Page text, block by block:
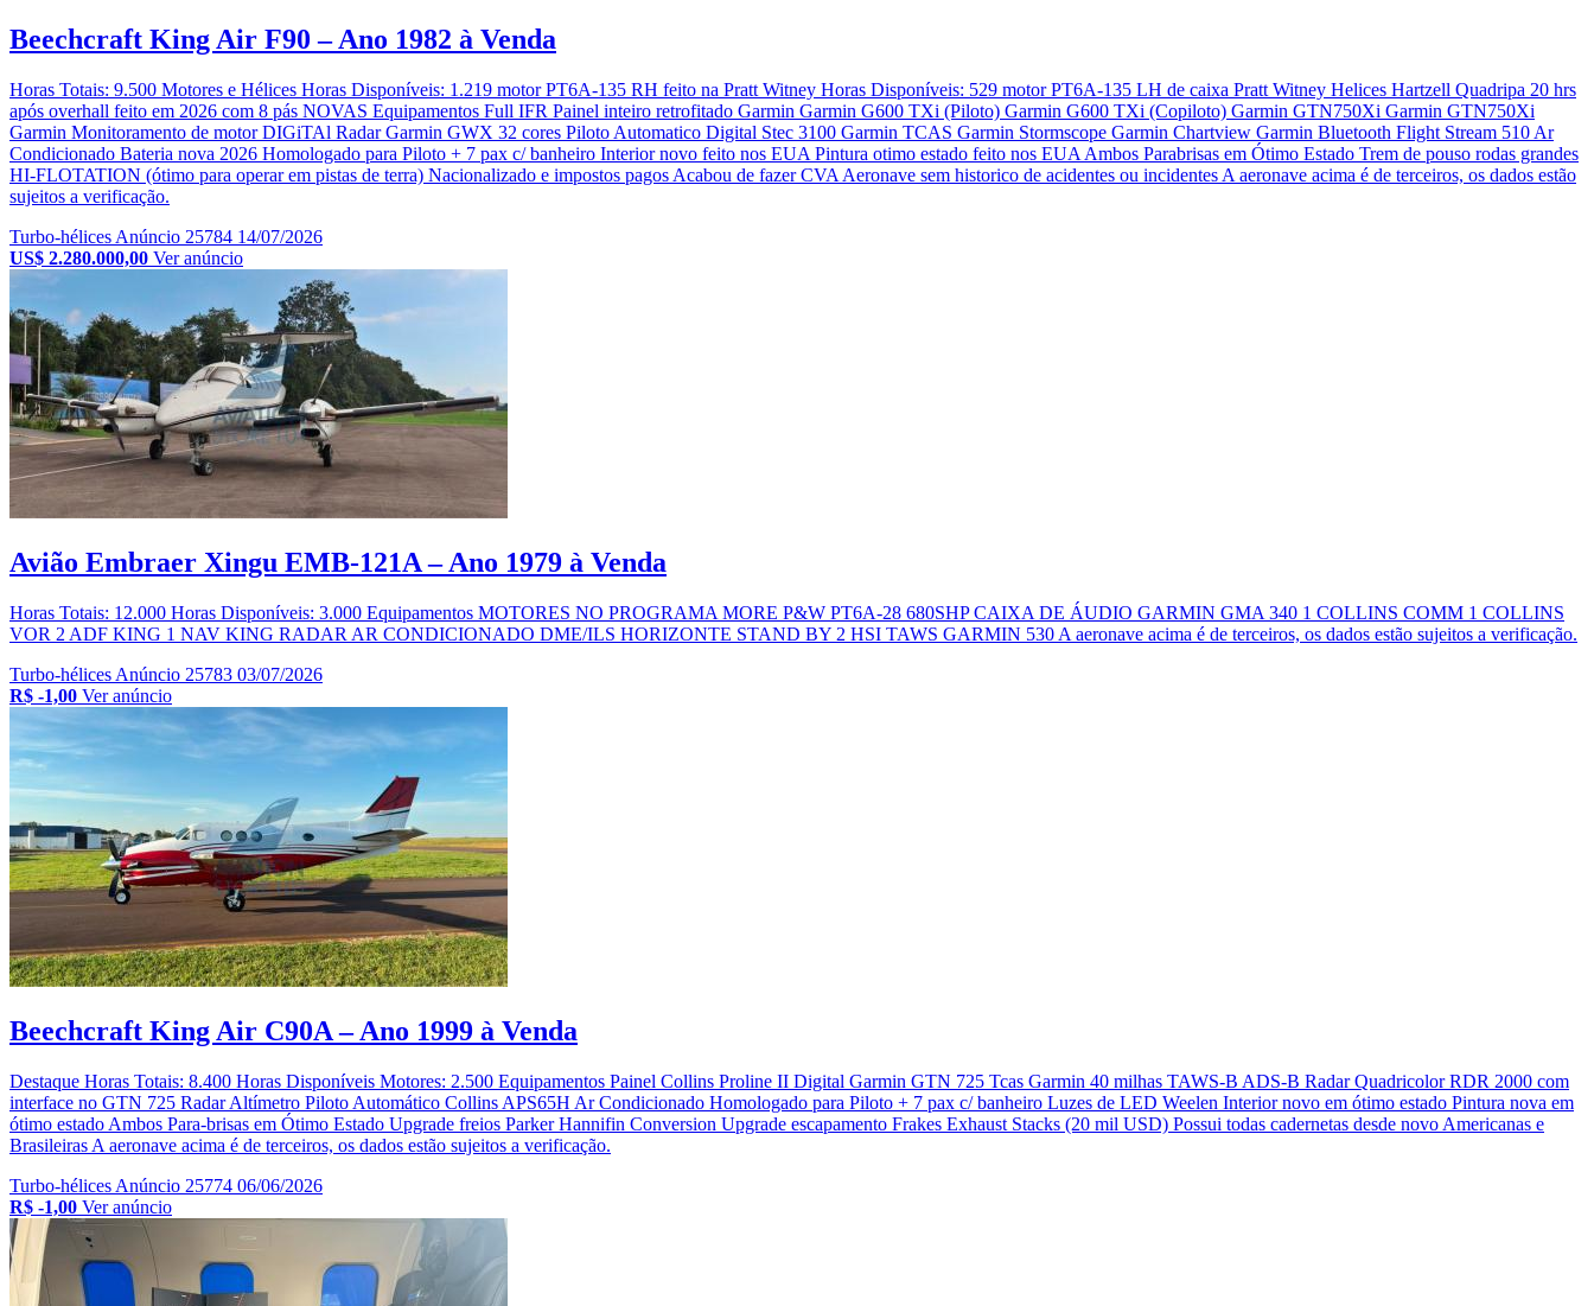
Beechcraft King Air F90 – Ano 1982 à Venda
Horas Totais: 9.500 Motores e Hélices Horas Disponíveis: 1.219 motor PT6A-135 RH feito na Pratt Witney Horas Disponíveis: 529 motor PT6A-135 LH de caixa Pratt Witney Helices Hartzell Quadripa 20 hrs
após overhall feito em 2026 com 8 pás NOVAS Equipamentos Full IFR Painel inteiro retrofitado Garmin ⁠Garmin G600 TXi (Piloto) Garmin G600 TXi (Copiloto) Garmin GTN750Xi Garmin GTN750Xi
⁠Garmin Monitoramento de motor DIGiTAl Radar Garmin GWX 32 cores Piloto Automatico Digital Stec 3100 Garmin TCAS ⁠Garmin Stormscope Garmin Chartview ⁠Garmin Bluetooth Flight Stream 510 Ar
Condicionado Bateria nova 2026 ⁠Homologado para Piloto + 7 pax c/ banheiro Interior novo feito nos EUA Pintura otimo estado feito nos EUA Ambos Parabrisas em Ótimo Estado Trem de pouso rodas grandes
HI-FLOTATION (ótimo para operar em pistas de terra) Nacionalizado e impostos pagos Acabou de fazer CVA Aeronave sem historico de acidentes ou incidentes A aeronave acima é de terceiros, os dados estão
sujeitos a verificação.
Turbo-hélices Anúncio 25784 14/07/2026
US$ 2.280.000,00 Ver anúncio
Avião Embraer Xingu EMB-121A – Ano 1979 à Venda
Horas Totais: 12.000 Horas Disponíveis: 3.000 Equipamentos MOTORES NO PROGRAMA MORE P&W PT6A-28 680SHP CAIXA DE ÁUDIO GARMIN GMA 340 1 COLLINS COMM 1 COLLINS
VOR 2 ADF KING 1 NAV KING RADAR AR CONDICIONADO DME/ILS HORIZONTE STAND BY 2 HSI TAWS GARMIN 530 A aeronave acima é de terceiros, os dados estão sujeitos a verificação.
Turbo-hélices Anúncio 25783 03/07/2026
R$ -1,00 Ver anúncio
Beechcraft King Air C90A – Ano 1999 à Venda
Destaque Horas Totais: 8.400 Horas Disponíveis Motores: 2.500 Equipamentos Painel Collins Proline II Digital Garmin GTN 725 Tcas Garmin 40 milhas TAWS-B ADS-B Radar Quadricolor RDR 2000 com
interface no GTN 725 Radar Altímetro Piloto Automático Collins APS65H Ar Condicionado Homologado para Piloto + 7 pax c/ banheiro Luzes de LED Weelen Interior novo em ótimo estado ⁠Pintura nova em
ótimo estado Ambos Para-brisas em Ótimo Estado Upgrade freios Parker Hannifin Conversion Upgrade escapamento Frakes Exhaust Stacks (20 mil USD) Possui todas cadernetas desde novo Americanas e
Brasileiras A aeronave acima é de terceiros, os dados estão sujeitos a verificação.
Turbo-hélices Anúncio 25774 06/06/2026
R$ -1,00 Ver anúncio